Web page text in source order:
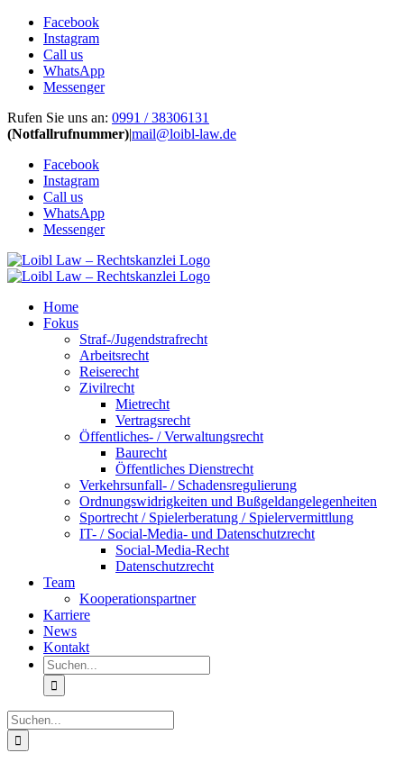
Facebook
Instagram
Call us
WhatsApp
Messenger
Zum
Inhalt
Rufen Sie uns an: 0991 / 38306131
(Notfallrufnummer)|mail@loibl-law.de
Facebook
Instagram
Call us
WhatsApp
Messenger
Home
Fokus
Straf-/Jugendstrafrecht
Arbeitsrecht
Reiserecht
Zivilrecht
Mietrecht
Vertragsrecht
Öffentliches- / Verwaltungsrecht
Baurecht
Öffentliches Dienstrecht
Verkehrsunfall- / Schadensregulierung
Ordnungswidrigkeiten und Bußgeldangelegenheiten
Sportrecht / Spielerberatung / Spielervermittlung
IT- / Social-Media- und Datenschutzrecht
Social-Media-Recht
Datenschutzrecht
Team
Kooperationspartner
Karriere
News
Kontakt
Suche
nach:
Suche
nach: